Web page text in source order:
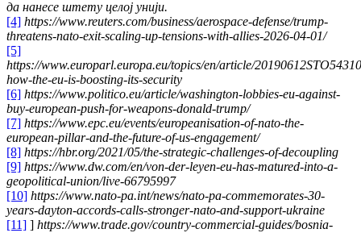
да нанесе штету целој унији.
[4] https://www.reuters.com/business/aerospace-defense/trump-
threatens-nato-exit-scaling-up-tensions-with-allies-2026-04-01/
[5]
https://www.europarl.europa.eu/topics/en/article/
how-the-eu-is-boosting-its-security
[6] https://www.politico.eu/article/washington-lobbies-eu-against-
buy-european-push-for-weapons-donald-trump/
[7] https://www.epc.eu/events/europeanisation-of-nato-the-
european-pillar-and-the-future-of-us-engagement/
[8] https://hbr.org/2021/05/the-strategic-challenges-of-decoupling
[9] https://www.dw.com/en/von-der-leyen-eu-has-matured-into-a-
geopolitical-union/live-66795997
[10] https://www.nato-pa.int/news/nato-pa-commemorates-30-
years-dayton-accords-calls-stronger-nato-and-support-ukraine
[11] ] https://www.trade.gov/country-commercial-guides/bosnia-